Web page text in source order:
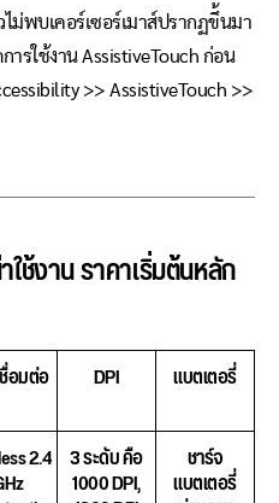
ม่พบเคอร์เซอร์เมาส์ปรากฏขึ้นมา
ารใช้งาน AssistiveTouch ก่อน
>> AssistiveTouch >>
ช้งาน ราคาเริ่มต้นหลัก
อมต่อ DPI แบตเตอรี่
2.4 3 ระดับ คือ
1000 DPI,
ชาร์จ
แบตเตอรี่